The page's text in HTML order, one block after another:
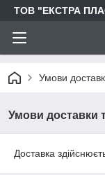
ТОВ "ЕКСТРА
Умови
Умови доставки
Доставка